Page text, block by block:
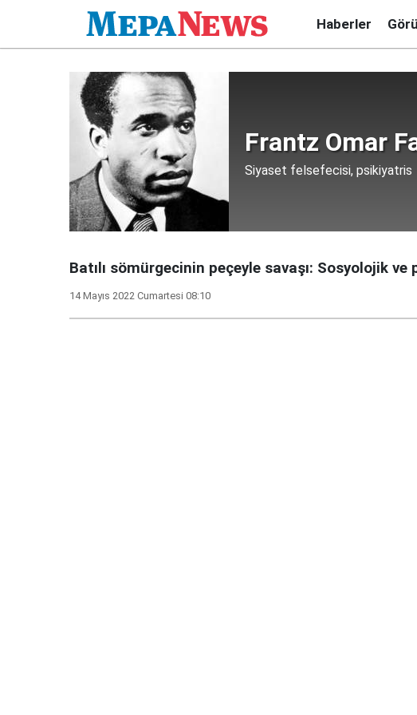
Haberler
Frantz Omar
Siyaset felsefecisi, psikiyatris
Batılı sömürgecinin peçeyle savaşı: Sosyolojik
14 Mayıs 2022 Cumartesi 08:10